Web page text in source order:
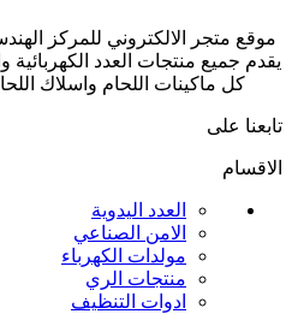
موقع متجر الالكتروني للمركز
يقدم جميع منتجات العدد الكهربائية
كل ماكينات اللحام واسلاك
تابعنا على
الاقسام
العدد اليدوية
الامن الصناعي
مولدات الكهرباء
منتجات الري
ادوات التنظيف